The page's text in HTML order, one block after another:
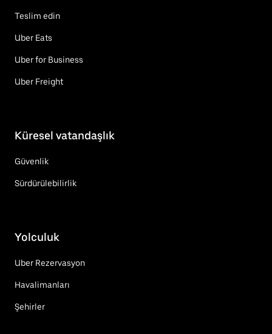
Teslim edin
Uber Eats
Uber for Business
Uber Freight
Küresel vatandaşlık
Güvenlik
Sürdürülebilirlik
Yolculuk
Uber Rezervasyon
Havalimanları
Şehirler